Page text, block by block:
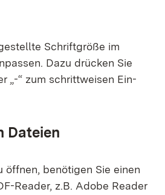
Schriftgröße im
Dazu drücken Sie
„-“ zum schrittweisen Ein-
Dateien
öffnen, benötigen Sie einen
Reader, z.B. Adobe Reader